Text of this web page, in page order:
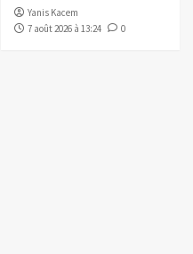
Yanis Kacem
7 août 2026 à 13:24
0